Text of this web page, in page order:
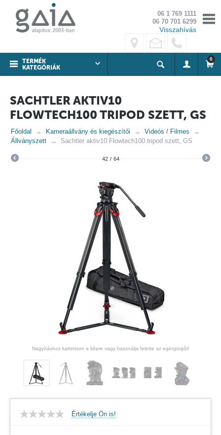
06 1 769 1111
06 70 701 6299
Visszahívás
TERMÉK
KATEGÓRIÁK
0
SACHTLER AKTIV10
FLOWTECH100 TRIPOD SZETT, GS
Főoldal Kameraállvány és kiegészítői
Videós / Filmes
Állványszett
Sachtler aktiv10 Flowtech100 tripod szett, GS
42 / 64
Nagyításhoz kattintson a képre vagy használja felette az egérgörgőt!
Értékelje Ön is!